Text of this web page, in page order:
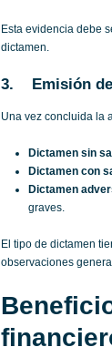
Esta evidencia debe
dictamen.
3. Emisión
Una vez concluida la
Dictamen sin
Dictamen con
Dictamen
graves.
El tipo de dictamen
observaciones